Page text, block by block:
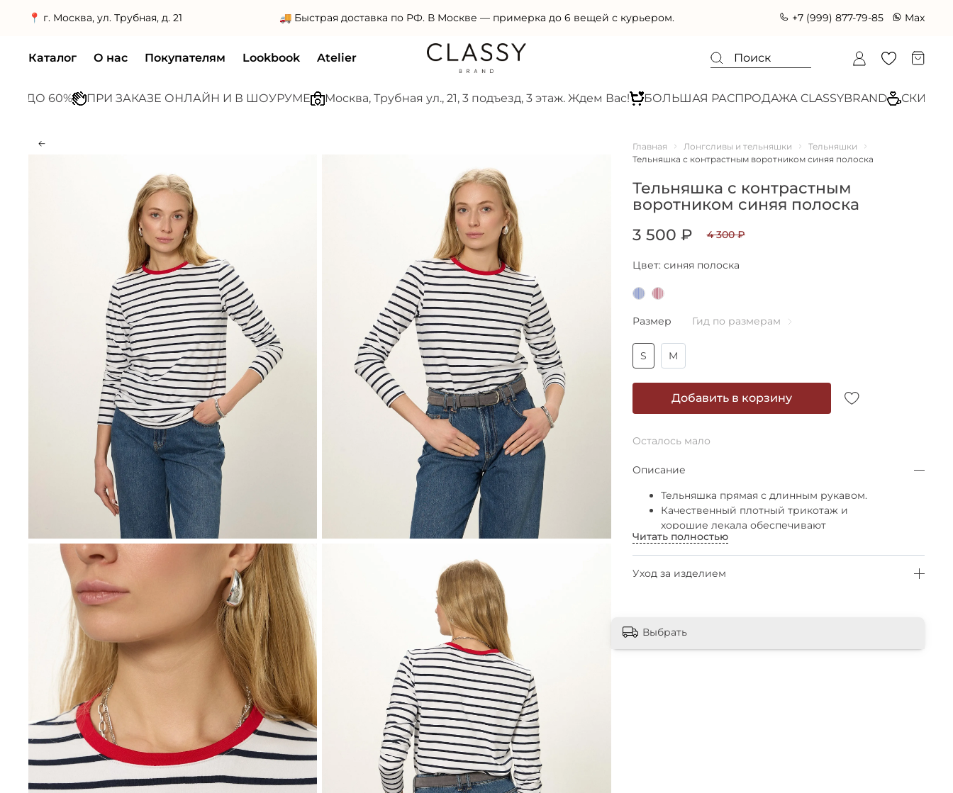
📍 г. Москва, ул. Трубная, д. 21
+7 (999) 877-79-85 Max
Каталог О нас Покупателям Lookbook Atelier
60% ПРИ ЗАКАЗЕ ОНЛАЙН И В ШОУРУМЕ Москва, Трубная ул., 21, 3 подъезд, 3 этаж. Ждем Вас! БОЛЬШАЯ РАСПРОДАЖА CLASSYBRAND СКИДКИ ДО
Главная Лонгсливы и тельняшки
Тельняшки
Тельняшка с контрастным воротником синяя полоска
Тельняшка с контрастным
воротником синяя полоска
3 500 ₽
4 300 ₽
Добавить в корзину
Цвет: синяя полоска
Размер Гид по размерам
S M
Осталось мало
Описание
Тельняшка прямая с длинным рукавом.
Качественный плотный трикотаж и
хорошие лекала обеспечивают
комфортную посадку на любую фигуру.
Можно носить в заправленном виде и
навыпус
Читать полностью
Уход за изделием
Выбрать